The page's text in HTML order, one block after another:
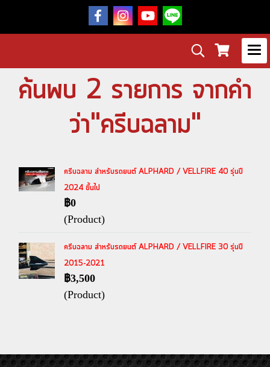
ค้นพบ 2 รายการ จากคำ
ว่า"ครีบฉลาม"
ครีบฉลาม สำหรับรถยนต์ ALPHARD / VELLFIRE 40 รุ่นปี
2024 ขึ้นไป
฿0
(Product)
ครีบฉลาม สำหรับรถยนต์ ALPHARD / VELLFIRE 30 รุ่นปี
2015-2021
฿3,500
(Product)